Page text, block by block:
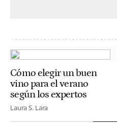
Cómo elegir un buen
vino para el verano
según los expertos
Laura S. Lara